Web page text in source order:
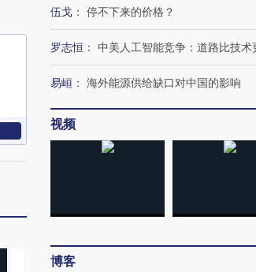
伍戈 ： 停不下来的价格？
罗志恒 ： 中美人工智能竞争：道路比技术
易峘 ： 海外能源供给缺口对中国的影响
视频
博客